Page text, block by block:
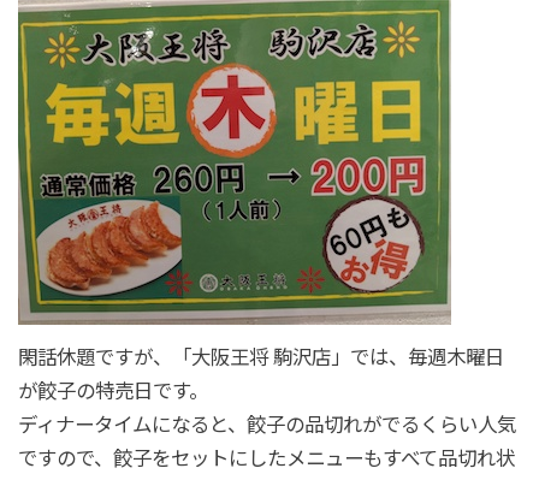
閑話休題ですが、「大阪王将 駒沢店」では、毎週木曜日
が餃子の特売日です。
ディナータイムになると、餃子の品切れがでるくらい人気
ですので、餃子をセットにしたメニューもすべて品切れ状